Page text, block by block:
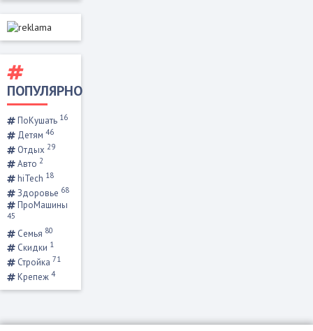
ПОПУЛЯРНО
ПоКушать 16
Детям 46
Отдых 29
Авто 2
hiTech 18
Здоровье 68
ПроМашины
45
Семья 80
Скидки 1
Стройка 71
Крепеж 4